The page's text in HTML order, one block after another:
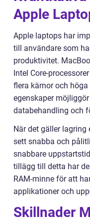
Apple
Apple laptops har
till användare som
produktivitet.
Intel Core-
flera kärnor och
egenskaper
databehandling och
När det gäller lagring
sett snabba och
snabbare
tillägg till detta har
RAM-minne för att
applikationer och
Skillnader